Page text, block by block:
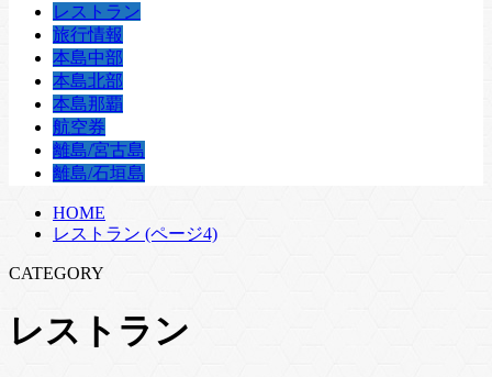
レストラン
旅行情報
本島中部
本島北部
本島那覇
航空券
離島/宮古島
離島/石垣島
HOME
レストラン (ページ4)
CATEGORY
レストラン